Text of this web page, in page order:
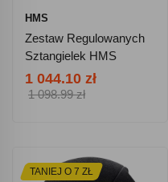
HMS
Zestaw Regulowanych
Sztangielek HMS
SGR18 Pro SET 3w1 41
Kg
1 044.10 zł
1 098.99 zł
TANIEJ O 7 ZŁ